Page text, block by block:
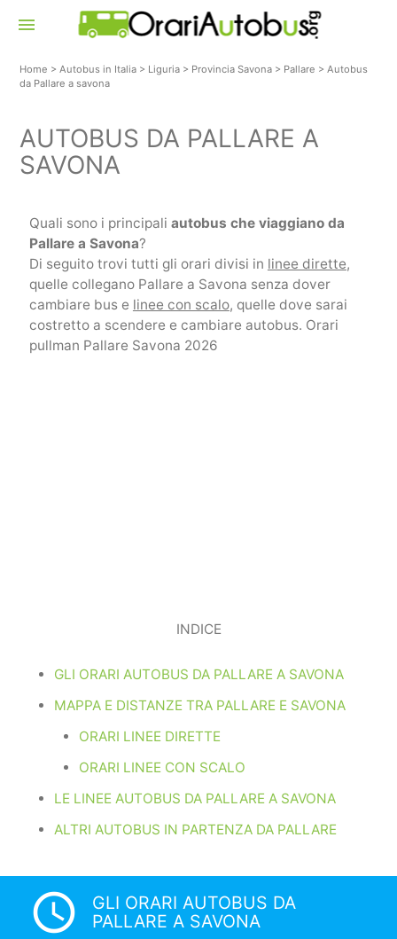
menu
Home >Autobus in Italia > Liguria > Provincia Savona > Pallare >Autobus
da Pallare a savona
AUTOBUS DA PALLARE A
SAVONA
Quali sono i principali autobus che viaggiano da
Pallare a Savona?
Di seguito trovi tutti gli orari divisi in linee dirette,
quelle collegano Pallare a Savona senza dover
cambiare bus e linee con scalo, quelle dove sarai
costretto a scendere e cambiare autobus. Orari
pullman Pallare Savona 2026
INDICE
GLI ORARI AUTOBUS DA PALLARE A SAVONA
MAPPA E DISTANZE TRA PALLARE E SAVONA
ORARI LINEE DIRETTE
ORARI LINEE CON SCALO
LE LINEE AUTOBUS DA PALLARE A SAVONA
ALTRI AUTOBUS IN PARTENZA DA PALLARE
access_time
GLI ORARI AUTOBUS DA
PALLARE A SAVONA